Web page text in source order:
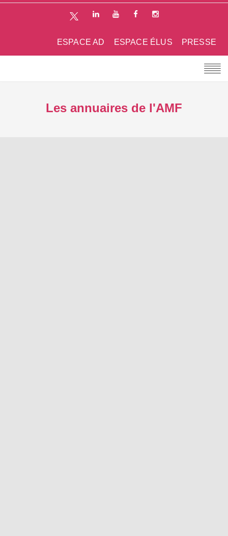
PRESSE
ESPACE ÉLUS
ESPACE AD
Les annuaires de l'AMF